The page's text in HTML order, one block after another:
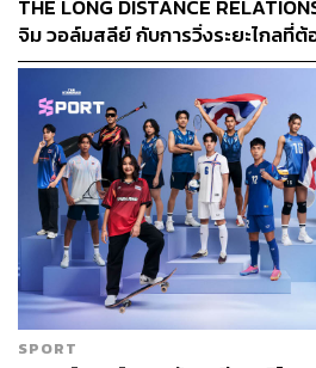
THE LONG DISTANCE
จิม วอล์มสลีย์ กับการวิ่งระยะไกลที่
สัมพันธ์ที่ดี
SPORT